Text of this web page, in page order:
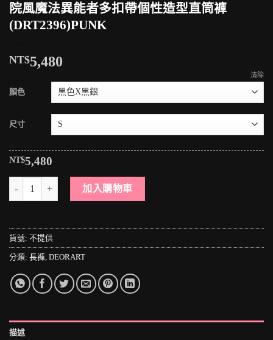
院風魔法異能者多扣帶個性造型直筒褲
(DRT2396)PUNK
NT$5,480
顏色
尺寸
清除
NT$5,480
＊MINI PUNK LOLO＊日本龐克視覺-暗黑學院風魔法異能者多扣帶
加入購物車
貨號: 不提供
分類: 長褲 DEORART
描述